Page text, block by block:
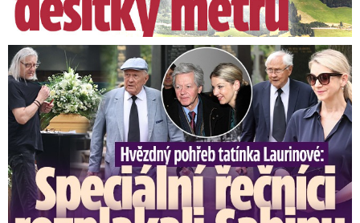
Speciální řečníci nad rakví Laurina: Rozbrečeli i dceru